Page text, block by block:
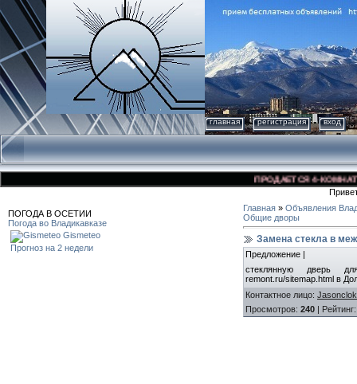
главная регистрация вход
ПРОДАЕТСЯ 4-
ПОГОДА В ОСЕТИИ
Погода во Владикавказе
Gismeteo
Прогноз на 2 недели
Главная » Объявления
Общие дворы
Замена стекла в
Предложение |
стеклянную дверь
remont.ru/sitemap.html в
Контактное лицо:
Просмотров: 240 | Рейтинг